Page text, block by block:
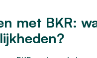
met BKR: